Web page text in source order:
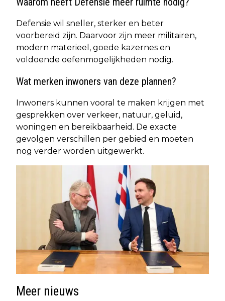
Defensie wil sneller, sterker en beter
voorbereid zijn. Daarvoor zijn meer militairen,
modern materieel, goede kazernes en
voldoende oefenmogelijkheden nodig.
Wat merken inwoners van deze plannen?
Inwoners kunnen vooral te maken krijgen met
gesprekken over verkeer, natuur, geluid,
woningen en bereikbaarheid. De exacte
gevolgen verschillen per gebied en moeten
nog verder worden uitgewerkt.
Meer nieuws